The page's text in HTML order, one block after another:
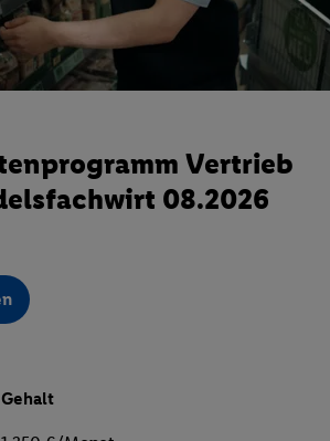
Vertrieb
08.2026
Gehalt